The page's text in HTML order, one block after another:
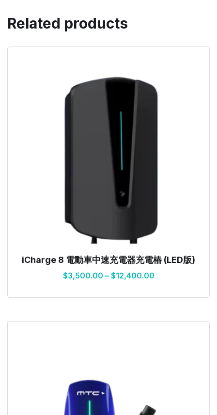
Related products
iCharge 8 電動車中速充電器充電樁 (LED版)
$3,500.00 – $12,400.00